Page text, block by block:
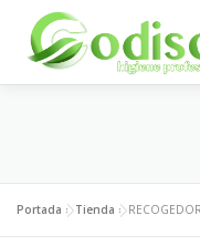
contenido
ÁREA CLIENTES
Portada »Tienda »